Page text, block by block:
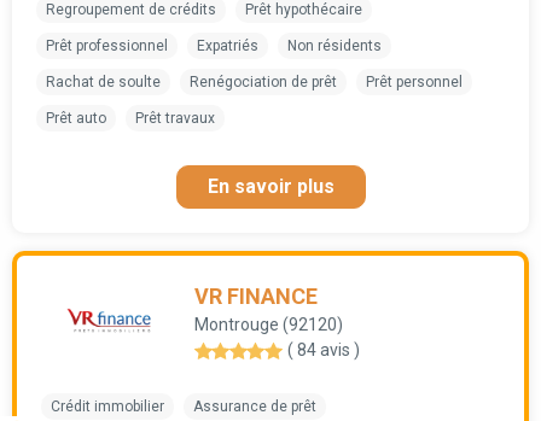
Regroupement de crédits Prêt hypothécaire
Prêt professionnel Expatriés Non résidents
Rachat de soulte Renégociation de prêt Prêt personnel
Prêt auto Prêt travaux
En savoir plus
VR FINANCE
Montrouge (92120)
( 84 avis )
Crédit immobilier Assurance de prêt